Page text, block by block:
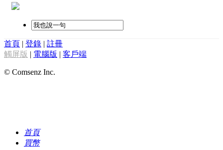
首頁 | 登錄 | 註冊
觸屏版 | 電腦版 | 客戶端
© Comsenz Inc.
首頁
買幣